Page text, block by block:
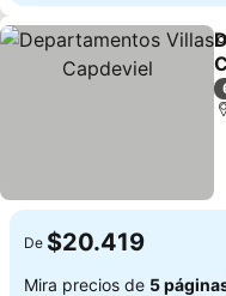
De $20.419
Mira precios de 5